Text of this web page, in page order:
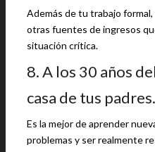
Además de tu trabajo
otras fuentes de ingresos
situación crítica.
8. A los 30 años
casa de tus padres.
Es la mejor de aprender
problemas y ser realmente